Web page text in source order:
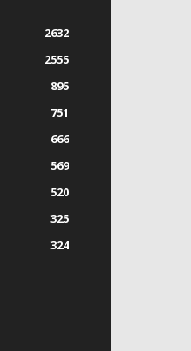
2632
2555
895
751
666
569
520
325
324